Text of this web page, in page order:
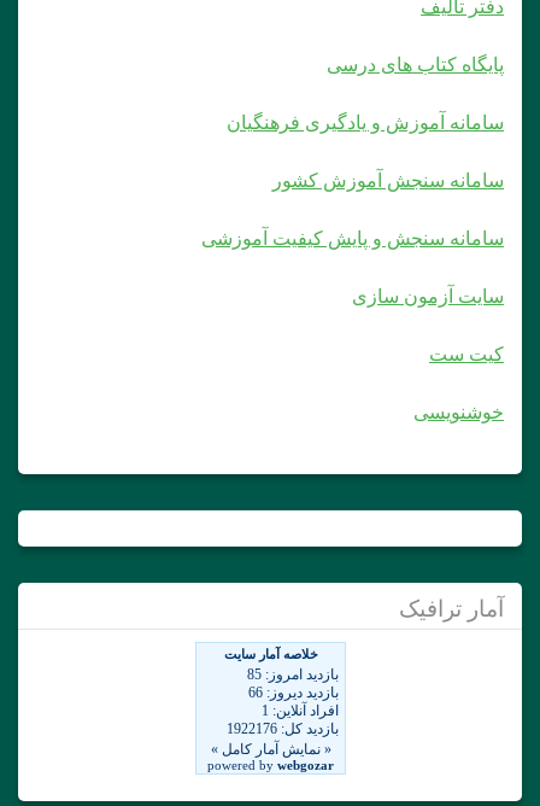
دفتر تالیف
پایگاه کتاب های درسی
سامانه آموزش و یادگیری فرهنگیان
سامانه سنجش آموزش کشور
سامانه سنجش و پایش کیفیت آموزشی
سایت آزمون سازی
کیت ست
خوشنویسی
آمار ترافیک